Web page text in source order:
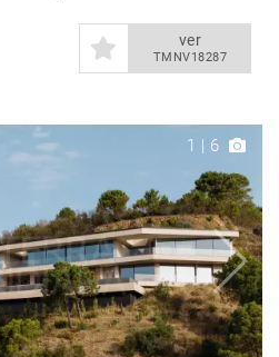
ver
TMNV18287
1 | 6